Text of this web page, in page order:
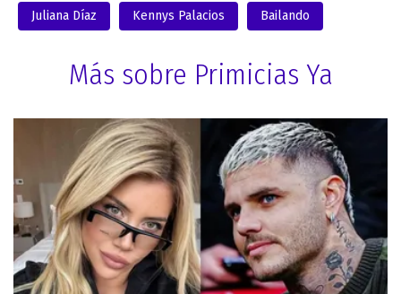
Juliana Díaz Kennys Palacios Bailando
Más sobre Primicias Ya